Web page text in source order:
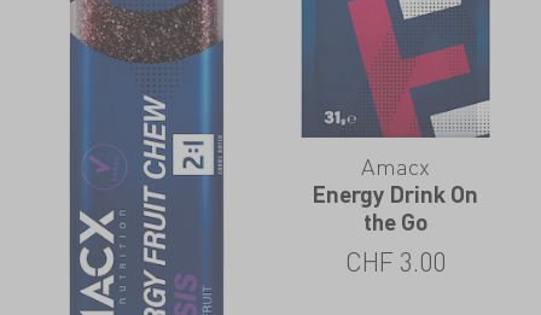
Amacx
Energy Drink On
the Go
CHF 3.00